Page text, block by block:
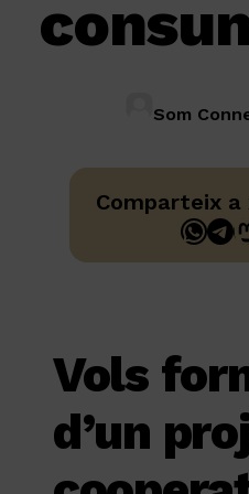
Som
Comparteix a
Vols
d’un